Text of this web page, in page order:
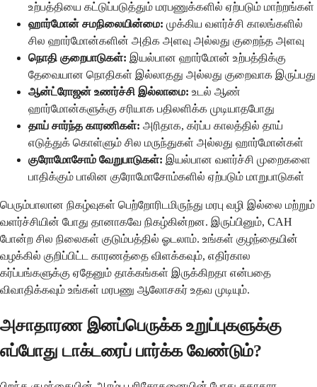
உற்பத்தியை கட்டுப்படுத்தும் மரபணுக்களில் ஏற்படும் மாற்றங்கள்
ஹார்மோன் சமநிலையின்மை: முக்கிய வளர்ச்சி காலங்களில்
சில ஹார்மோன்களின் அதிக அளவு அல்லது குறைந்த அளவு
நொதி குறைபாடுகள்: இயல்பான ஹார்மோன் உற்பத்திக்கு
தேவையான நொதிகள் இல்லாதது அல்லது குறைவாக இருப்பது
ஆன்ட்ரோஜன் உணர்ச்சி இல்லாமை: உடல் ஆண்
ஹார்மோன்களுக்கு சரியாக பதிலளிக்க முடியாதபோது
தாய் சார்ந்த காரணிகள்: அரிதாக, கர்ப்ப காலத்தில் தாய்
எடுத்துக் கொள்ளும் சில மருந்துகள் அல்லது ஹார்மோன்கள்
குரோமோசோம் வேறுபாடுகள்: இயல்பான வளர்ச்சி முறைகளை
பாதிக்கும் பாலின குரோமோசோம்களில் ஏற்படும் மாறுபாடுகள்
பெரும்பாலான நிகழ்வுகள் பெற்றோரிடமிருந்து மரபு வழி இல்லை மற்றும்
வளர்ச்சியின் போது தானாகவே நிகழ்கின்றன. இருப்பினும், CAH
போன்ற சில நிலைகள் குடும்பத்தில் ஓடலாம். உங்கள் குழந்தையின்
வழக்கில் குறிப்பிட்ட காரணத்தை விளக்கவும், எதிர்கால
கர்ப்பங்களுக்கு ஏதேனும் தாக்கங்கள் இருக்கிறதா என்பதை
விவாதிக்கவும் உங்கள் மரபணு ஆலோசகர் உதவ முடியும்.
அசாதாரண இனப்பெருக்க உறுப்புகளுக்கு
எப்போது டாக்டரைப் பார்க்க வேண்டும்?